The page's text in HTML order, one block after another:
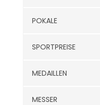
POKALE
SPORTPREISE
MEDAILLEN
MESSER